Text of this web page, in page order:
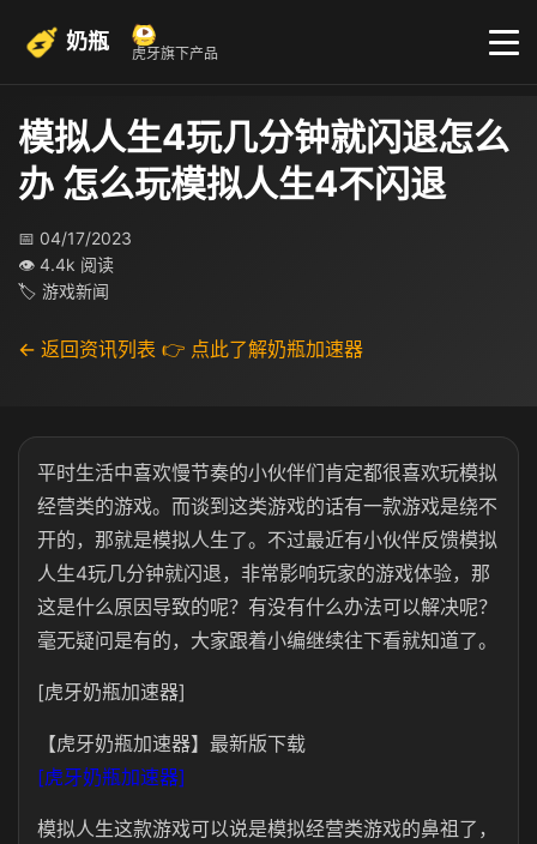
奶瓶 虎牙旗下产品
模拟人生4玩几分钟就闪退怎么
办 怎么玩模拟人生4不闪退
📅 04/17/2023
👁 4.4k 阅读
🏷 游戏新闻
← 返回资讯列表 👉 点此了解奶瓶加速器
平时生活中喜欢慢节奏的小伙伴们肯定都很喜欢玩模拟
经营类的游戏。而谈到这类游戏的话有一款游戏是绕不
开的，那就是模拟人生了。不过最近有小伙伴反馈模拟
人生4玩几分钟就闪退，非常影响玩家的游戏体验，那
这是什么原因导致的呢？有没有什么办法可以解决呢？
毫无疑问是有的，大家跟着小编继续往下看就知道了。
[虎牙奶瓶加速器]
【虎牙奶瓶加速器】最新版下载
[虎牙奶瓶加速器]
模拟人生这款游戏可以说是模拟经营类游戏的鼻祖了，